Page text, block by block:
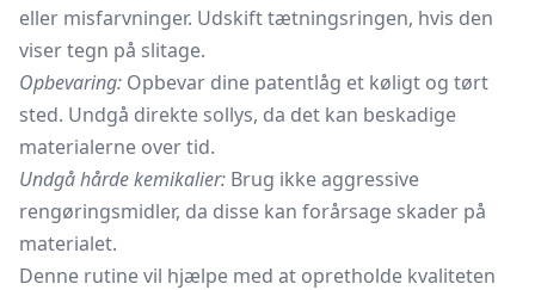
eller misfarvninger. Udskift tætningsringen, hvis den
viser tegn på slitage.
Opbevaring: Opbevar dine patentlåg et køligt og tørt
sted. Undgå direkte sollys, da det kan beskadige
materialerne over tid.
Undgå hårde kemikalier: Brug ikke aggressive
rengøringsmidler, da disse kan forårsage skader på
materialet.
Denne rutine vil hjælpe med at opretholde kvaliteten